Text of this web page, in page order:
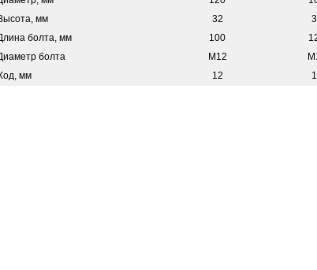
мм
32
болта, мм
100
болта
М12
мм
12